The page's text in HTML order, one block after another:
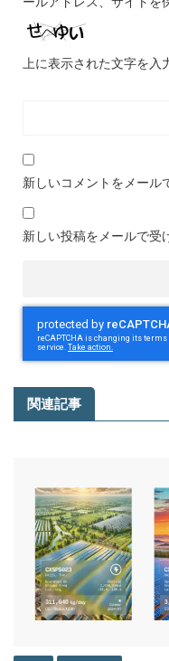
上に表示された文字を入
新しいコメントをメール
新しい投稿をメールで受
関連記事